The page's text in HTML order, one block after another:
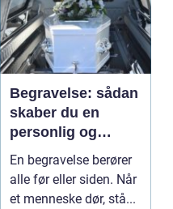
Begravelse: sådan
skaber du en
personlig og
respektfuld afsked
En begravelse berører
alle før eller siden. Når
et menneske dør, stå...